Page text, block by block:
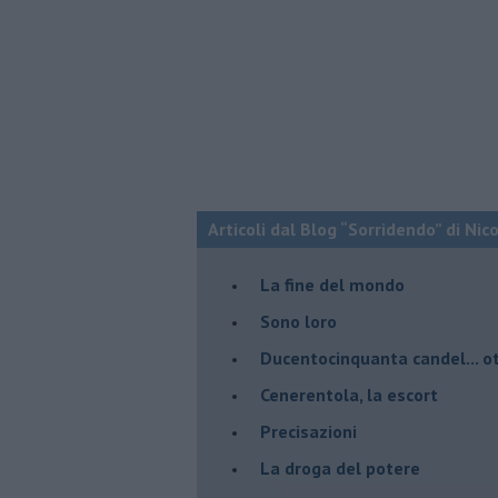
Articoli dal Blog “Sorridendo” di
La fine del mondo
Sono loro
Ducentocinquanta candel...
Cenerentola, la escort
Precisazioni
La droga del potere